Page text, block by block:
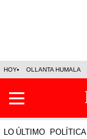
HOY OLLANTA HUMALA
LO ÚLTIMO POLÍTICA